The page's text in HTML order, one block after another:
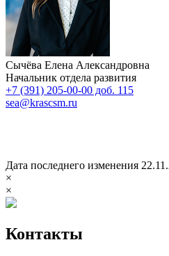
Сычёва Елена Александровна
Начальник отдела развития
+7 (391) 205-00-00 доб. 115
sea@krascsm.ru
Дата последнего изменения
×
×
Контакты